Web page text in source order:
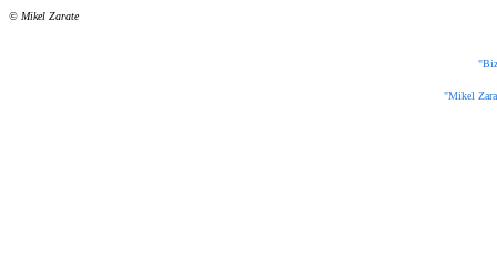
© Mikel Zarate
"Mikel